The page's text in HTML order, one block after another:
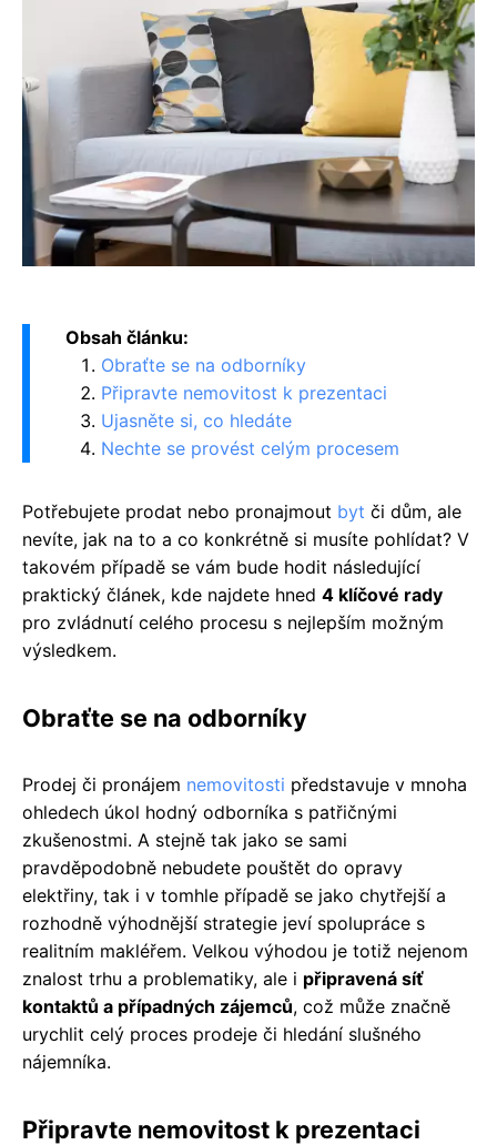
Obsah článku:
Obraťte se na odborníky
Připravte nemovitost k prezentaci
Ujasněte si, co hledáte
Nechte se provést celým procesem
Potřebujete prodat nebo pronajmout byt či dům, ale
nevíte, jak na to a co konkrétně si musíte pohlídat? V
takovém případě se vám bude hodit následující
praktický článek, kde najdete hned 4 klíčové rady
pro zvládnutí celého procesu s nejlepším možným
výsledkem.
Obraťte se na odborníky
Prodej či pronájem nemovitosti představuje v mnoha
ohledech úkol hodný odborníka s patřičnými
zkušenostmi. A stejně tak jako se sami
pravděpodobně nebudete pouštět do opravy
elektřiny, tak i v tomhle případě se jako chytřejší a
rozhodně výhodnější strategie jeví spolupráce s
realitním makléřem. Velkou výhodou je totiž nejenom
znalost trhu a problematiky, ale i připravená síť
kontaktů a případných zájemců, což může značně
urychlit celý proces prodeje či hledání slušného
nájemníka.
Připravte nemovitost k prezentaci